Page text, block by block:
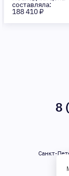
составляла:
188 410 ₽
8
Санкт-